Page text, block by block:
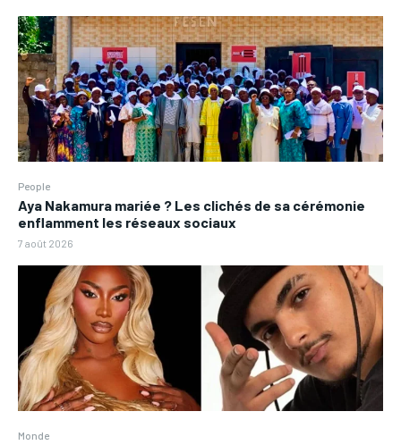
People
Aya Nakamura mariée ? Les clichés de sa cérémonie
enflamment les réseaux sociaux
7 août 2026
Monde